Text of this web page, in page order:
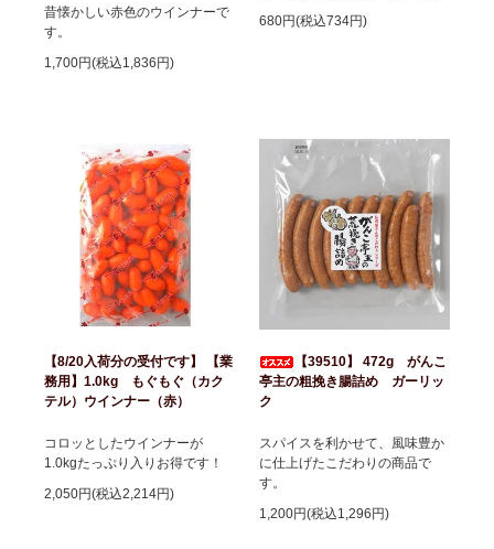
昔懐かしい赤色のウインナーで
す。
1,700円(税込1,836円)
680円(税込734円)
【8/20入荷分の受付です】 【業
務用】1.0kg もぐもぐ（カク
テル）ウインナー（赤）
コロッとしたウインナーが
1.0kgたっぷり入りお得です！
2,050円(税込2,214円)
【39510】 472g がんこ
亭主の粗挽き腸詰め ガーリッ
ク
スパイスを利かせて、風味豊か
に仕上げたこだわりの商品で
す。
1,200円(税込1,296円)